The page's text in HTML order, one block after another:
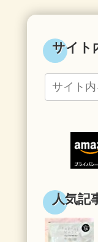
サイト
人気記